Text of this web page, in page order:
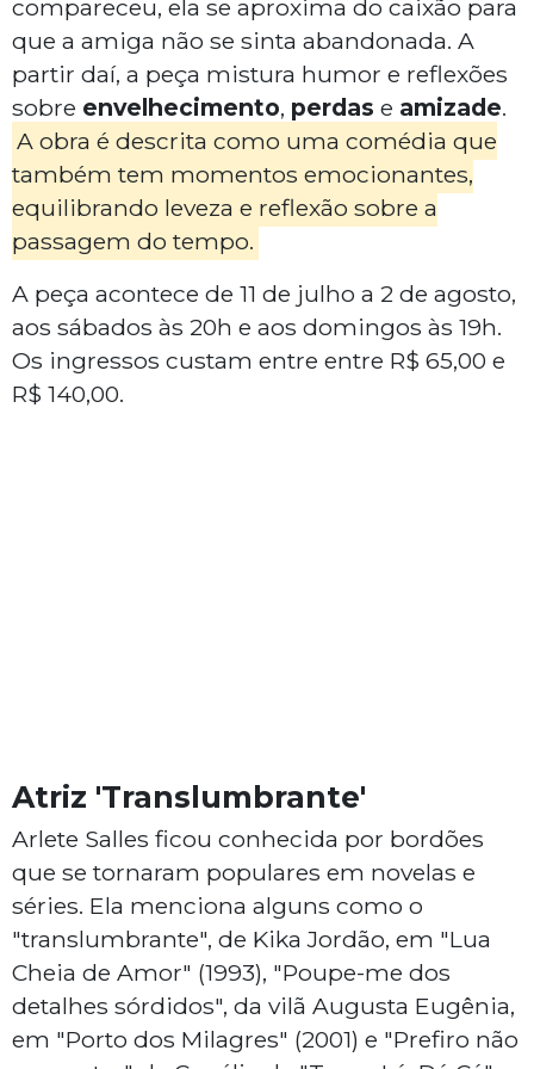
compareceu, ela se aproxima do caixão para
que a amiga não se sinta abandonada. A
partir daí, a peça mistura humor e reflexões
sobre envelhecimento, perdas e amizade.
A obra é descrita como uma comédia que
também tem momentos emocionantes,
equilibrando leveza e reflexão sobre a
passagem do tempo.
A peça acontece de 11 de julho a 2 de agosto,
aos sábados às 20h e aos domingos às 19h.
Os ingressos custam entre entre R$ 65,00 e
R$ 140,00.
Atriz 'Translumbrante'
Arlete Salles ficou conhecida por bordões
que se tornaram populares em novelas e
séries. Ela menciona alguns como o
"translumbrante", de Kika Jordão, em "Lua
Cheia de Amor" (1993), "Poupe-me dos
detalhes sórdidos", da vilã Augusta Eugênia,
em "Porto dos Milagres" (2001) e "Prefiro não